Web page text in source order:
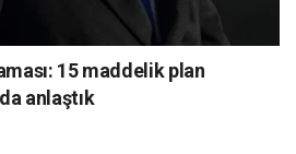
15 maddelik plan
anlaştık